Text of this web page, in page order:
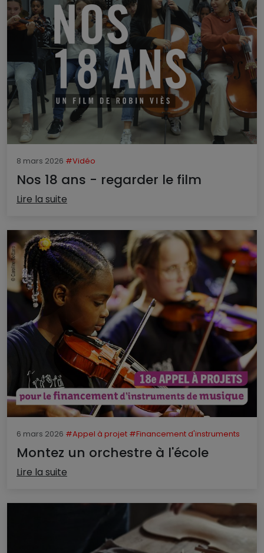
8 mars 2026 #Vidéo
Nos 18 ans - regarder le film
Lire la suite
6 mars 2026 #Appel à projet #Financement d'instruments
Montez un orchestre à l'école
Lire la suite